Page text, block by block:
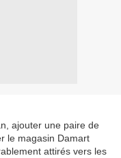
ajouter une paire de
le magasin Damart
attirés vers les